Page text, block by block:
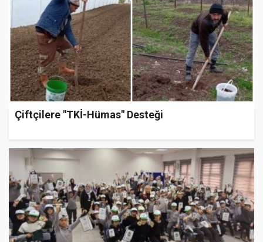
Çiftçilere "TKİ-Hümas" Desteği